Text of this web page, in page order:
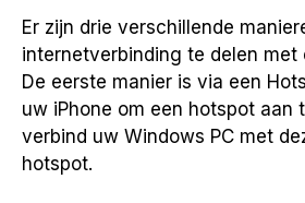
Er zijn drie verschillende
internetverbinding te delen met
De eerste manier is via een
uw iPhone om een hotspot aan
verbind uw Windows PC met
hotspot.